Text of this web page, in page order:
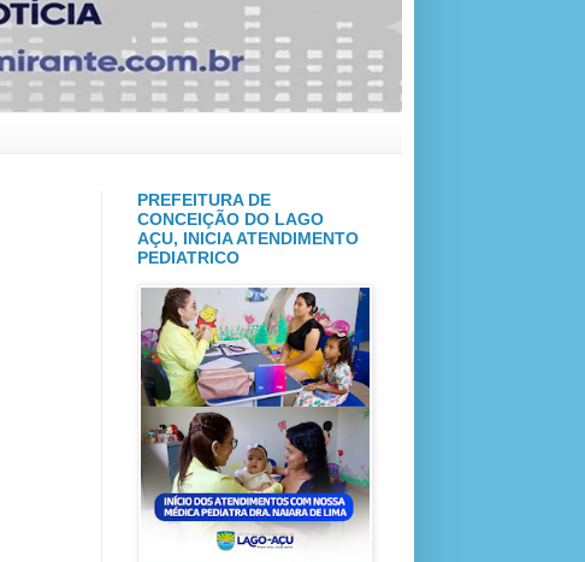
PREFEITURA DE
CONCEIÇÃO DO LAGO
AÇU, INICIA ATENDIMENTO
PEDIATRICO